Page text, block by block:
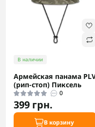
В наличии
Армейская панама
(рип-стоп) Пиксель
0
399 грн.
В корзину